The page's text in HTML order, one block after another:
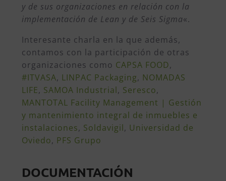
y de sus organizaciones en relación con la
implementación de Lean y de Seis Sigma«.
Interesante charla en la que además,
contamos con la participación de otras
organizaciones como CAPSA FOOD,
#ITVASA, LINPAC Packaging, NOMADAS
LIFE, SAMOA Industrial, Seresco,
MANTOTAL Facility Management | Gestión
y mantenimiento integral de inmuebles e
instalaciones, Soldavigil, Universidad de
Oviedo, PFS Grupo
DOCUMENTACIÓN